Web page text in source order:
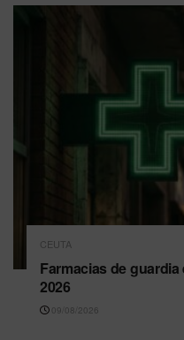
CEUTA
Farmacias de
2026
09/08/2026